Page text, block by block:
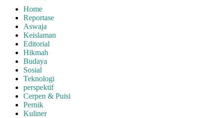
Home
Reportase
Aswaja
Keislaman
Editorial
Hikmah
Budaya
Sosial
Teknologi
perspektif
Cerpen & Puisi
Pernik
Kuliner